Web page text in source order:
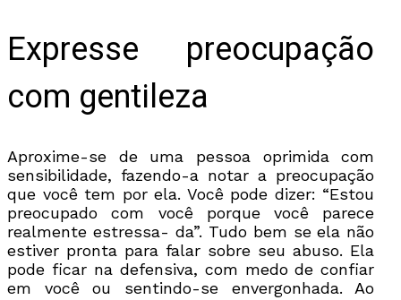
Expresse preocupação
com gentileza
Aproxime-se de uma pessoa oprimida com
sensibilidade, fazendo-a notar a preocupação
que você tem por ela. Você pode dizer: “Estou
preocupado com você porque você parece
realmente estressa- da”. Tudo bem se ela não
estiver pronta para falar sobre seu abuso. Ela
pode ficar na defensiva, com medo de confiar
em você ou sentindo-se envergonhada. Ao